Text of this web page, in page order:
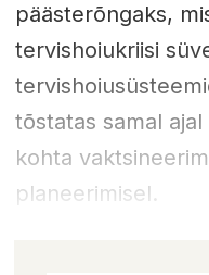
päästerõngaks,
tervishoiukriisi
tõstatas samal
kohta
planeerimisel.